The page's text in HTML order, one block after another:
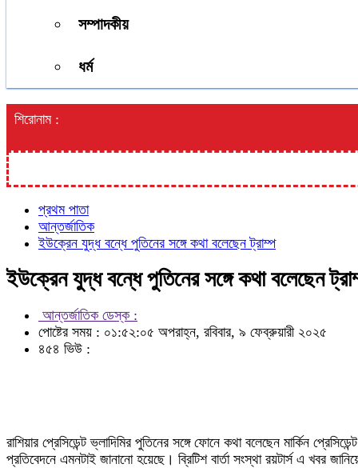
সম্পাদকীয়
ধর্ম
শিরোনাম :
প্রথম পাতা
আন্তর্জাতিক
ইউক্রেন যুদ্ধ বন্ধে পুতিনের সঙ্গে কথা বলেছেন ট্রাম্প
ইউক্রেন যুদ্ধ বন্ধে পুতিনের সঙ্গে কথা বলেছেন
আন্তর্জাতিক ডেস্ক :
পোষ্টের সময় : ০১:৫২:০৫ অপরাহ্ন, রবিবার, ৯ ফেব্রুয়ারী ২০২৫
৪৫৪ ভিউ :
রাশিয়ার প্রেসিডেন্ট ভ্লাদিমির পুতিনের সঙ্গে ফোনে কথা বলেছেন মার্কিন
প্রতিবেদনে এমনটাই জানানো হয়েছে। ব্রিটিশ বার্তা সংস্থা রয়টার্স এ খবর